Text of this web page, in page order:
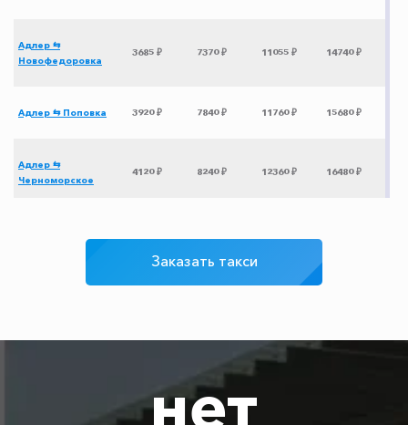
Адлер ⇆
Новофедоровка
3685 ₽ 7370 ₽ 11055 ₽ 14740 ₽
Адлер ⇆ Поповка 3920 ₽ 7840 ₽ 11760 ₽ 15680 ₽
Адлер ⇆
Черноморское
4120 ₽ 8240 ₽ 12360 ₽ 16480 ₽
Адлер ⇆ Коса
11250 ₽
Заказать такси
нет